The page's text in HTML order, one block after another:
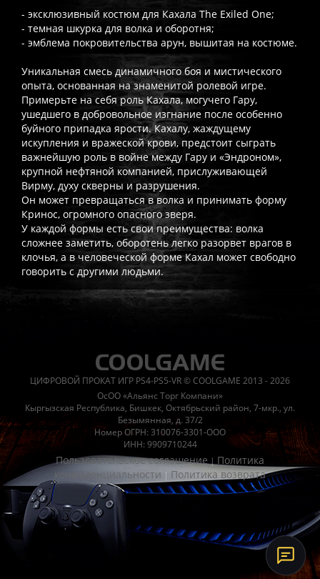
- эксклюзивный костюм для Кахала The Exiled One;
- темная шкурка для волка и оборотня;
- эмблема покровительства арун, вышитая на костюме.
Уникальная смесь динамичного боя и мистического
опыта, основанная на знаменитой ролевой игре.
Примерьте на себя роль Кахала, могучего Гару,
ушедшего в добровольное изгнание после особенно
буйного припадка ярости. Кахалу, жаждущему
искупления и вражеской крови, предстоит сыграть
важнейшую роль в войне между Гару и «Эндроном»,
крупной нефтяной компанией, прислуживающей
Вирму, духу скверны и разрушения.
Он может превращаться в волка и принимать форму
Кринос, огромного опасного зверя.
У каждой формы есть свои преимущества: волка
сложнее заметить, оборотень легко разорвет врагов в
клочья, а в человеческой форме Кахал может свободно
говорить с другими людьми.
Часто спрашивают
Работает ли русский язык? Если локализация игры для
Что если игра не запускается?Свяжитесь с нашей
Есть ли поддержка после покупки?Да, наша поддержка
ЦИФРОВОЙ ПРОКАТ ИГР PS4-PS5-VR © COOLGAME 2013 - 2026
ОсОО «Альянс Торг Компани»
Кыргызская Республика, Бишкек, Октябрьский район, 7-мкр., ул.
Безымянная, д. 37/2
Номер ОГРН: 310076-3301-ООО
ИНН: 9909710244
Пользовательское соглашение| Политика
конфиденциальности | Политика возврата